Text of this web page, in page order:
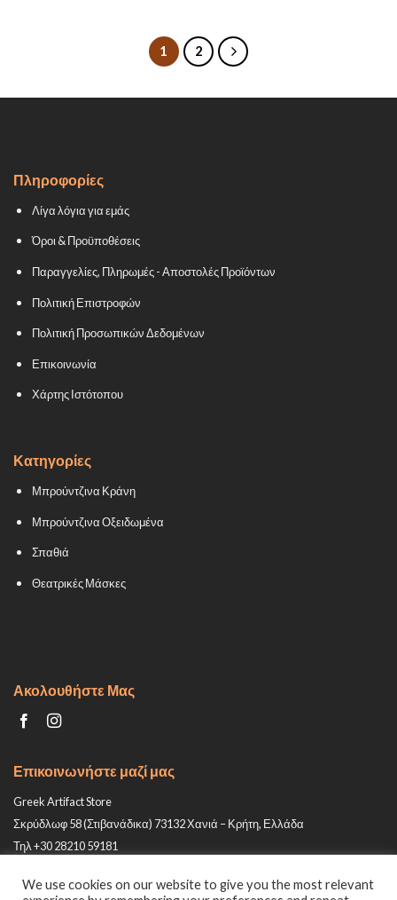
1 2
Πληροφορίες
Λίγα λόγια για εμάς
Όροι & Προϋποθέσεις
Παραγγελίες, Πληρωμές - Αποστολές Προϊόντων
Πολιτική Επιστροφών
Πολιτική Προσωπικών Δεδομένων
Επικοινωνία
Χάρτης Ιστότοπου
Κατηγορίες
Μπρούντζινα Κράνη
Μπρούντζινα Οξειδωμένα
Σπαθιά
Θεατρικές Μάσκες
Ακολουθήστε Μας
Επικοινωνήστε μαζί μας
Greek Artifact Store
Σκρύδλωφ 58 (Στιβανάδικα) 73132 Χανιά – Κρήτη, Ελλάδα
Τηλ +30 28210 59181
We use cookies on our website to give you the most relevant